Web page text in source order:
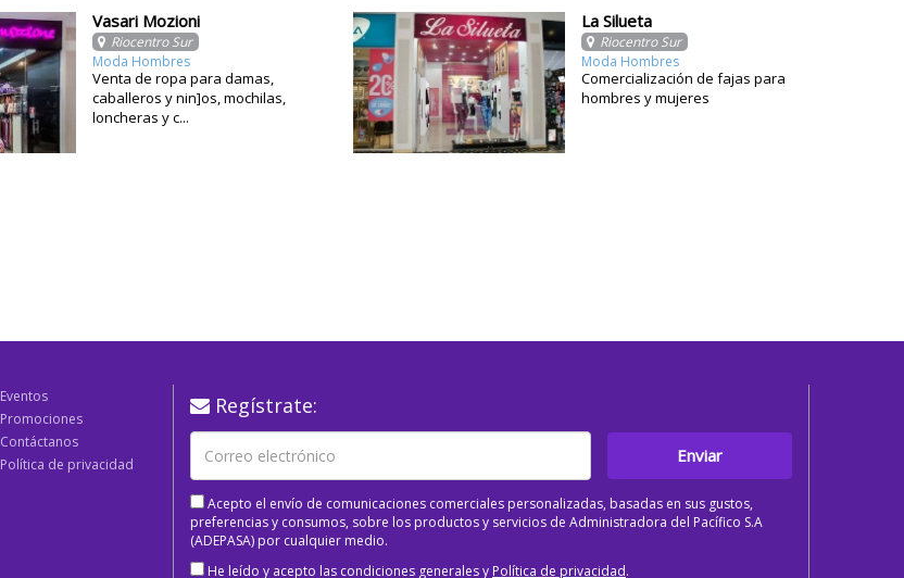
Vasari Mozioni
Riocentro Sur
Moda Hombres
Venta de ropa para damas,
caballeros y nin]os, mochilas,
loncheras y c...
La Silueta
Riocentro Sur
Moda Hombres
Comercialización de fajas para
hombres y mujeres
Eventos
Promociones
Contáctanos
Política de privacidad
Regístrate:
Enviar
Acepto el envío de comunicaciones comerciales personalizadas, basadas en sus gustos,
preferencias y consumos, sobre los productos y servicios de Administradora del Pacífico S.A
(ADEPASA) por cualquier medio.
He leído y acepto las condiciones generales y Política de privacidad.